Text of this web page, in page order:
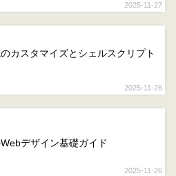
2025-11-27
2025-11-26
カスタマイズとシェルスクリプト
2025-11-26
デザイン基礎ガイド